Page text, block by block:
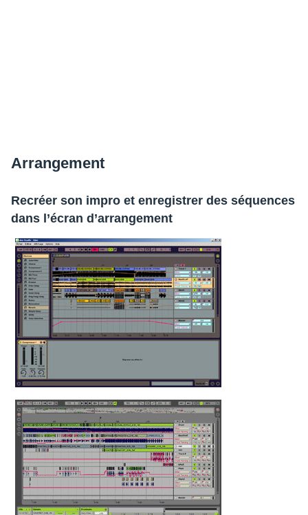
Arran­ge­ment
Recréer son impro et enre­gis­trer des séquences
dans l’écran d’ar­ran­ge­ment